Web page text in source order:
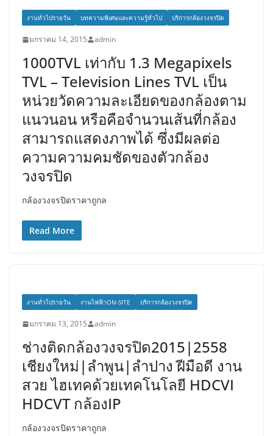
งานทั่วไปรายวัน บทความพิเศษและความรู้ทั่วไป บริการกล้องวงจรปิด
มกราคม 14, 2015 admin
1000TVL เท่ากับ 1.3 Megapixels
TVL – Television Lines TVL เป็น
หน่วยวัดความละเอียดของกล้องตาม
แนวนอน หรือคือจำนวนเส้นที่กล้อง
สามารถแสดงภาพได้ ซึ่งมีผลต่อ
ความความคมชัดของตัวกล้อง
วงจรปิด
กล้องวงจรปิดราคาถูกล
Read More
งานทั่วไปรายวัน งานไฟฟ้าON-SITE บริการกล้องวงจรปิด
มกราคม 13, 2015 admin
ช่างติดกล้องวงจรปิด2015|2558
เชียงใหม่|ลำพูน|ลำปาง ฝีมือดี งาน
สวย ไฮเทคด้วยเทคโนโลยี HDCVI
HDCVT กล้องIP
กล้องวงจรปิดราคาถูกล